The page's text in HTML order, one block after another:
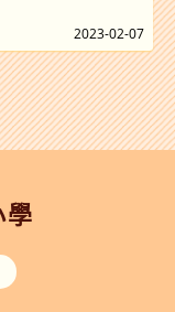
2023-02-07
學